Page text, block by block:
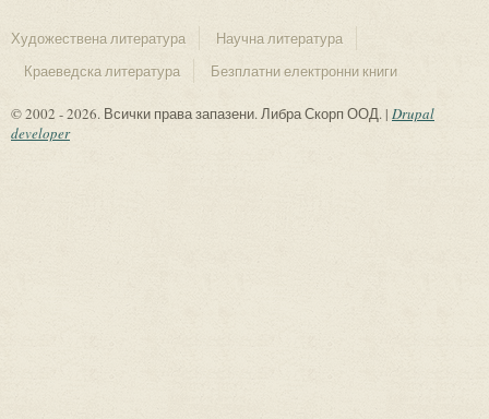
Художествена литература
Научна литература
Краеведска литература
Безплатни електронни книги
© 2002 - 2026. Всички права запазени. Либра Скорп ООД. | Drupal
developer